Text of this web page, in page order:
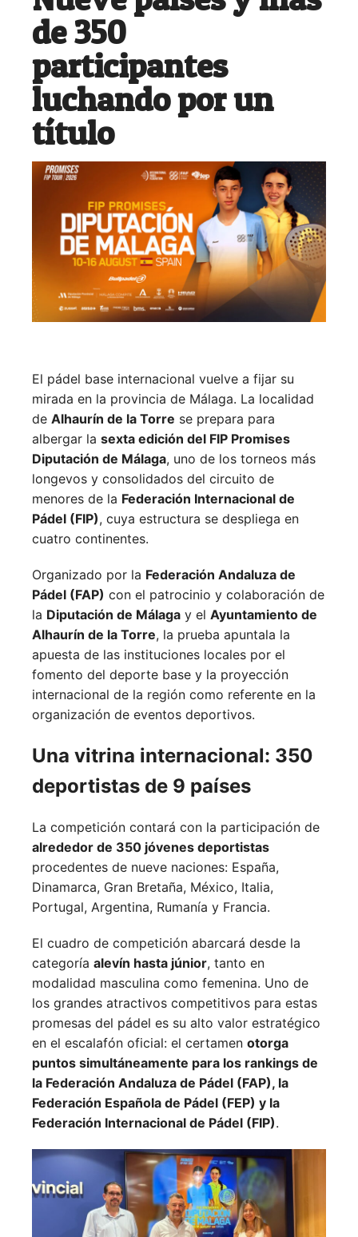
de 350
participantes
luchando por un
título
El pádel base internacional vuelve a fijar su
mirada en la provincia de Málaga. La localidad
de Alhaurín de la Torre se prepara para
albergar la sexta edición del FIP Promises
Diputación de Málaga, uno de los torneos más
longevos y consolidados del circuito de
menores de la Federación Internacional de
Pádel (FIP), cuya estructura se despliega en
cuatro continentes.
Organizado por la Federación Andaluza de
Pádel (FAP) con el patrocinio y colaboración de
la Diputación de Málaga y el Ayuntamiento de
Alhaurín de la Torre, la prueba apuntala la
apuesta de las instituciones locales por el
fomento del deporte base y la proyección
internacional de la región como referente en la
organización de eventos deportivos.
Una vitrina internacional: 350
deportistas de 9 países
La competición contará con la participación de
alrededor de 350 jóvenes deportistas
procedentes de nueve naciones: España,
Dinamarca, Gran Bretaña, México, Italia,
Portugal, Argentina, Rumanía y Francia.
El cuadro de competición abarcará desde la
categoría alevín hasta júnior, tanto en
modalidad masculina como femenina. Uno de
los grandes atractivos competitivos para estas
promesas del pádel es su alto valor estratégico
en el escalafón oficial: el certamen otorga
puntos simultáneamente para los rankings de
la Federación Andaluza de Pádel (FAP), la
Federación Española de Pádel (FEP) y la
Federación Internacional de Pádel (FIP).